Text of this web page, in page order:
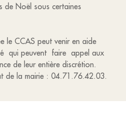
de Noël sous certaines
le CCAS peut venir en aide
qui peuvent faire appel aux
de leur entière discrétion.
de la mairie : 04.71.76.42.03.